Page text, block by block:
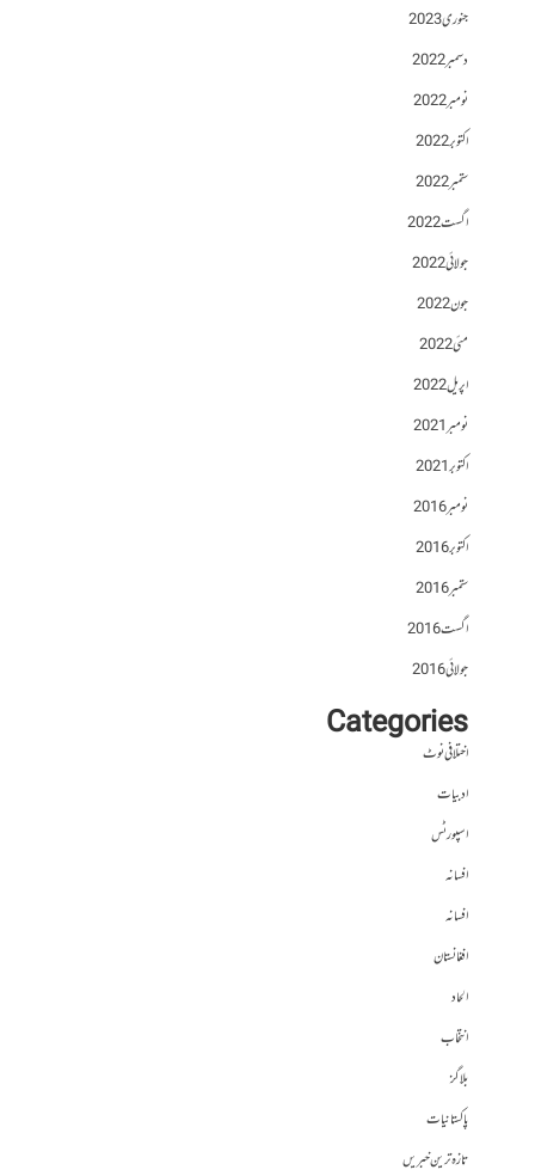
جنوری 2023
دسمبر 2022
نومبر 2022
اکتوبر 2022
ستمبر 2022
اگست 2022
جولائی 2022
جون 2022
مئی 2022
اپریل 2022
نومبر 2021
اکتوبر 2021
نومبر 2016
اکتوبر 2016
ستمبر 2016
اگست 2016
جولائی 2016
Categories
اختلافی نوٹ
ادبیات
اسپورٹس
افسانہ
افسانہ
افغانستان
الحاد
انتخاب
بلاگز
پاکستانیات
تازہ ترین خبریں